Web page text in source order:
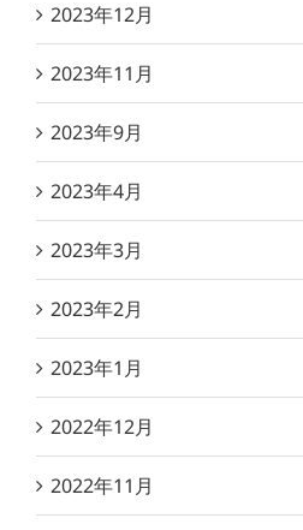
2023年12月
2023年11月
2023年9月
2023年4月
2023年3月
2023年2月
2023年1月
2022年12月
2022年11月